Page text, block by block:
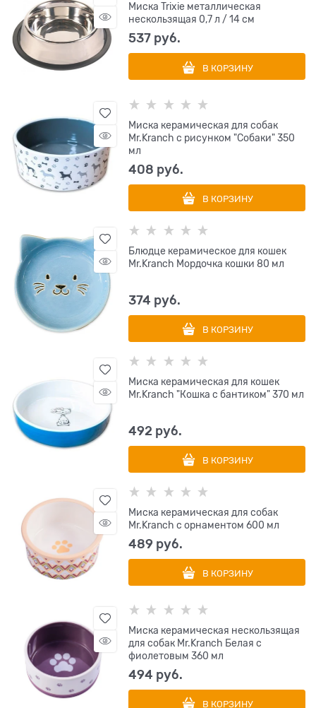
Миска Trixie металлическая
нескользящая 0,7 л / 14 см
537 руб.
В КОРЗИНУ
Миска керамическая для собак
Mr.Kranch с рисунком "Собаки" 350
мл
408 руб.
В КОРЗИНУ
Блюдце керамическое для кошек
Mr.Kranch Мордочка кошки 80 мл
374 руб.
В КОРЗИНУ
Миска керамическая для кошек
Mr.Kranch "Кошка с бантиком" 370 мл
492 руб.
В КОРЗИНУ
Миска керамическая для собак
Mr.Kranch с орнаментом 600 мл
489 руб.
В КОРЗИНУ
Миска керамическая нескользящая
для собак Mr.Kranch Белая с
фиолетовым 360 мл
494 руб.
В КОРЗИНУ